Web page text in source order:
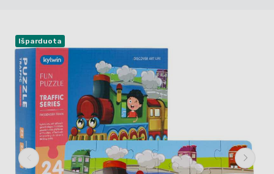
Išparduota